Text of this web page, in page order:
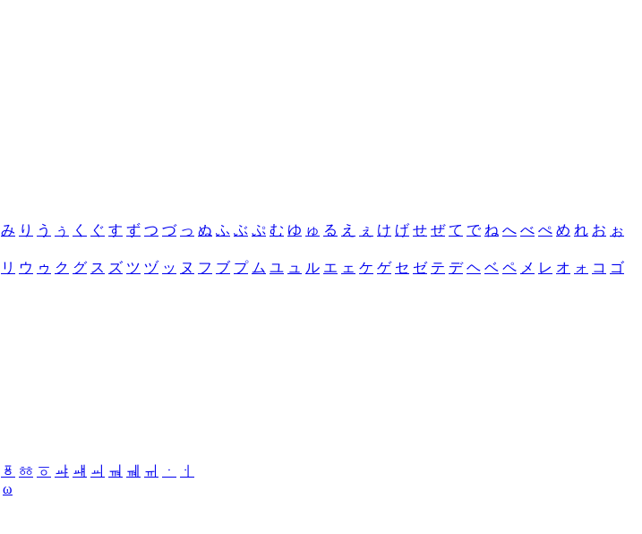
み り う ぅ く ぐ す ず つ づ っ ぬ ふ ぶ ぷ む ゆ ゅ る え ぇ け げ せ ぜ て で ね へ べ ぺ め れ お ぉ
リ ウ ゥ ク グ ス ズ ツ ヅ ッ ヌ フ ブ プ ム ユ ュ ル エ ェ ケ ゲ セ ゼ テ デ ヘ ベ ペ メ レ オ ォ コ ゴ
ㆄ ㆅ ㆆ ㆇ ㆈ ㆉ ㆊ ㆋ ㆌ ㆍ
ㆎ
ω